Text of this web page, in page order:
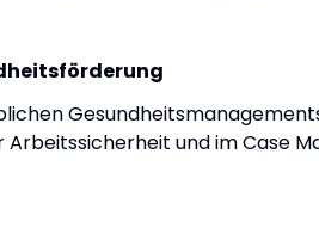
Arbeitssicherheit und im Case